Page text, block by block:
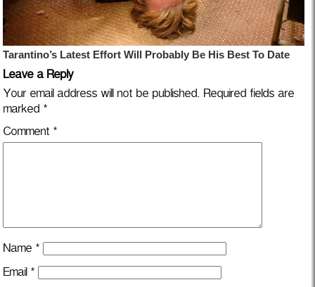
Leave a Reply
Your email address will not be published. Required fields are
marked *
Comment *
Name *
Email *